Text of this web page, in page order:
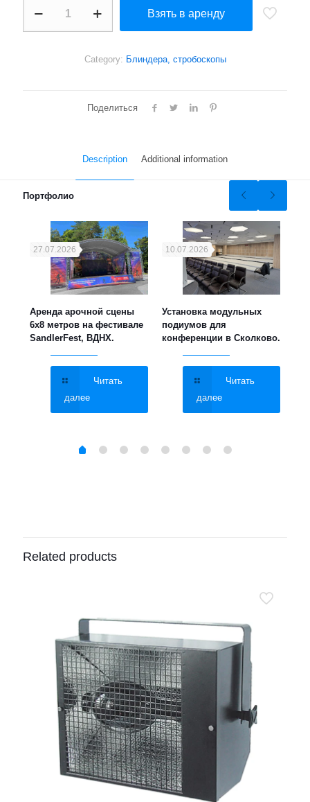
Two
Eyes
Взять в аренду
Category: Блиндера, стробоскопы
Поделиться
Description Additional information
Портфолио
27.07.2026
Аренда арочной сцены
6х8 метров на фестивале
SandlerFest, ВДНХ.
Читать
далее
10.07.2026
Установка модульных
подиумов для
конференции в Сколково.
Читать
далее
Related products